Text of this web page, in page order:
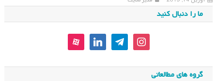
ما را دنبال کنید
instagram
telegram
linkedin
aparat
گروه های مطالعاتی